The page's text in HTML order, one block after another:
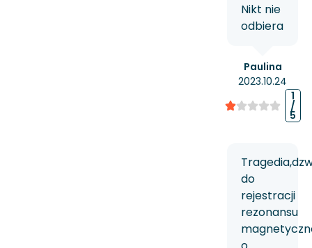
Paulina
2023.10.24
1
/
5
Nikt nie
odbiera
do
rejestracji
rezonansu